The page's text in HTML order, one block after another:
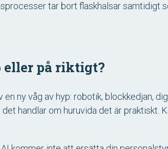
tar bort flaskhalsar samtidigt
eller på riktigt?
ny våg av hyp: robotik, blockkedjan,
handlar om huruvida det är praktiskt.